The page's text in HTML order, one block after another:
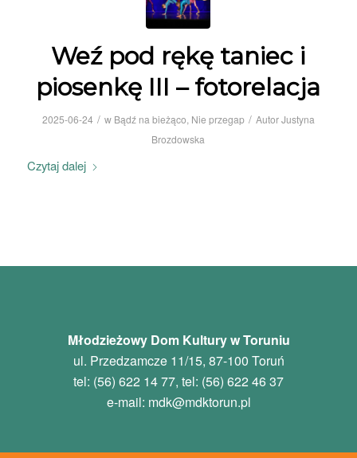
Weź pod rękę taniec i
piosenkę III – fotorelacja
2025-06-24 / w Bądź na bieżąco, Nie przegap / AutorJustyna
Brozdowska
Czytaj dalej
Młodzieżowy Dom Kultury w Toruniu
ul. Przedzamcze 11/15, 87-100 Toruń
tel: (56) 622 14 77, tel: (56) 622 46 37
e-mail: mdk@mdktorun.pl